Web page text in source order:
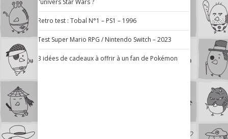
l’univers Star Wars ?
Retro test : Tobal N°1 – PS1 – 1996
Test Super Mario RPG / Nintendo Switch – 2023
3 idées de cadeaux à offrir à un fan de Pokémon